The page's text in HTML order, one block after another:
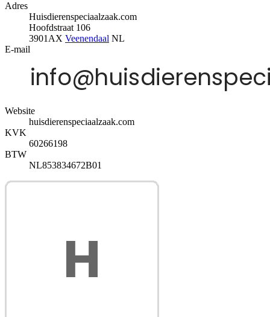
Adres
Huisdierenspeciaalzaak.com
Hoofdstraat 106
3901AX Veenendaal NL
E-mail
Website
huisdierenspeciaalzaak.com
KVK
60266198
BTW
NL853834672B01